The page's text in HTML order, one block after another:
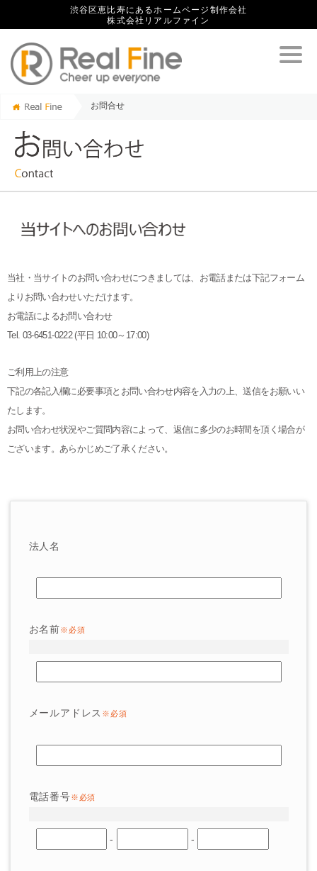
渋谷区恵比寿にあるホームページ制作会社
株式会社リアルファイン
お問合せ
当社・当サイトのお問い合わせにつきましては、お電話または下記フォーム
よりお問い合わせいただけます。
お電話によるお問い合わせ
Tel. 03-6451-0222 (平日 10:00～17:00)
ご利用上の注意
下記の各記入欄に必要事項とお問い合わせ内容を入力の上、送信をお願いい
たします。
お問い合わせ状況やご質問内容によって、返信に多少のお時間を頂く場合が
ございます。あらかじめご了承ください。
法人名
お名前※必須
メールアドレス ※必須
電話番号※必須
- -